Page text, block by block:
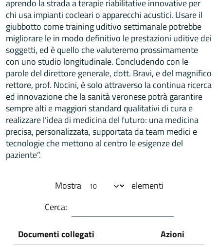
aprendo la strada a terapie riabilitative innovative per
chi usa impianti cocleari o apparecchi acustici. Usare il
giubbotto come training uditivo settimanale potrebbe
migliorare le in modo definitivo le prestazioni uditive dei
soggetti, ed è quello che valuteremo prossimamente
con uno studio longitudinale. Concludendo con le
parole del direttore generale, dott. Bravi, e del magnifico
rettore, prof. Nocini, è solo attraverso la continua ricerca
ed innovazione che la sanità veronese potrà garantire
sempre alti e maggiori standard qualitativi di cura e
realizzare l’idea di medicina del futuro: una medicina
precisa, personalizzata, supportata da team medici e
tecnologie che mettono al centro le esigenze del
paziente”.
Mostra
elementi
Cerca:
Documenti collegati
Azioni